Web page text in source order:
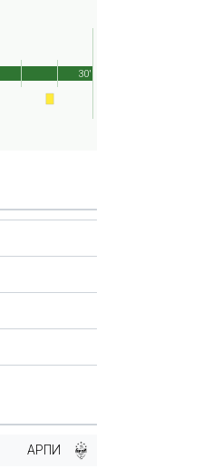
30'
АРПИ